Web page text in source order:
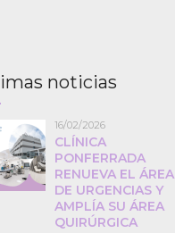
noticias
16/02/2026
CLÍNICA
PONFERRADA
RENUEVA EL ÁREA
DE URGENCIAS Y
AMPLÍA SU ÁREA
QUIRÚRGICA